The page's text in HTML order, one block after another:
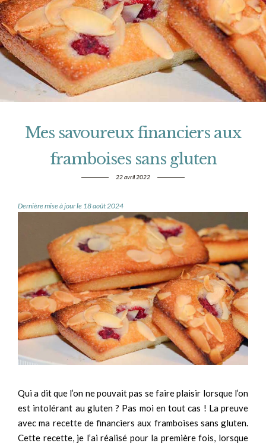
Mes savoureux financiers aux
framboises sans gluten
22 avril 2022
Dernière mise à jour le 18 août 2024
Qui a dit que l’on ne pouvait pas se faire plaisir lorsque l’on
est intolérant au gluten ? Pas moi en tout cas ! La preuve
avec ma recette de financiers aux framboises sans gluten.
Cette recette, je l’ai réalisé pour la première fois, lorsque